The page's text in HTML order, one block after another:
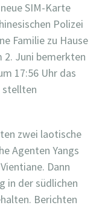
SIM-Karte
Polizei
Familie zu Hause
2. Juni bemerkten
17:56 Uhr das
stellten
zwei laotische
Agenten Yangs
Dann
in der südlichen
Berichten